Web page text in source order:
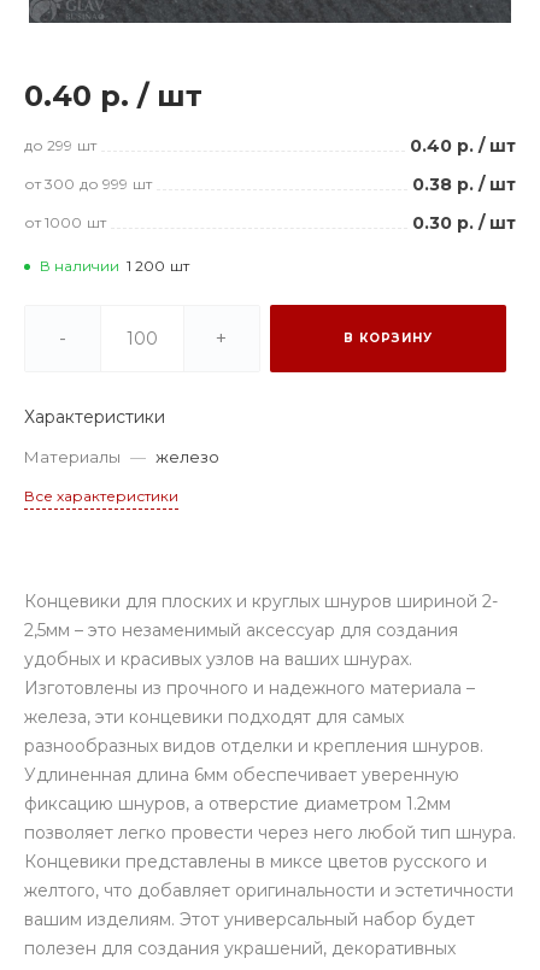
0.40 р. / шт
до 299 шт 0.40 р. / шт
от 300 до 999 шт 0.38 р. / шт
от 1000 шт 0.30 р. / шт
В наличии 1 200 шт
- + В КОРЗИНУ
Характеристики
Материалы — железо
Все характеристики
Концевики для плоских и круглых шнуров шириной 2-
2,5мм – это незаменимый аксессуар для создания
удобных и красивых узлов на ваших шнурах.
Изготовлены из прочного и надежного материала –
железа, эти концевики подходят для самых
разнообразных видов отделки и крепления шнуров.
Удлиненная длина 6мм обеспечивает уверенную
фиксацию шнуров, а отверстие диаметром 1.2мм
позволяет легко провести через него любой тип шнура.
Концевики представлены в миксе цветов русского и
желтого, что добавляет оригинальности и эстетичности
вашим изделиям. Этот универсальный набор будет
полезен для создания украшений, декоративных